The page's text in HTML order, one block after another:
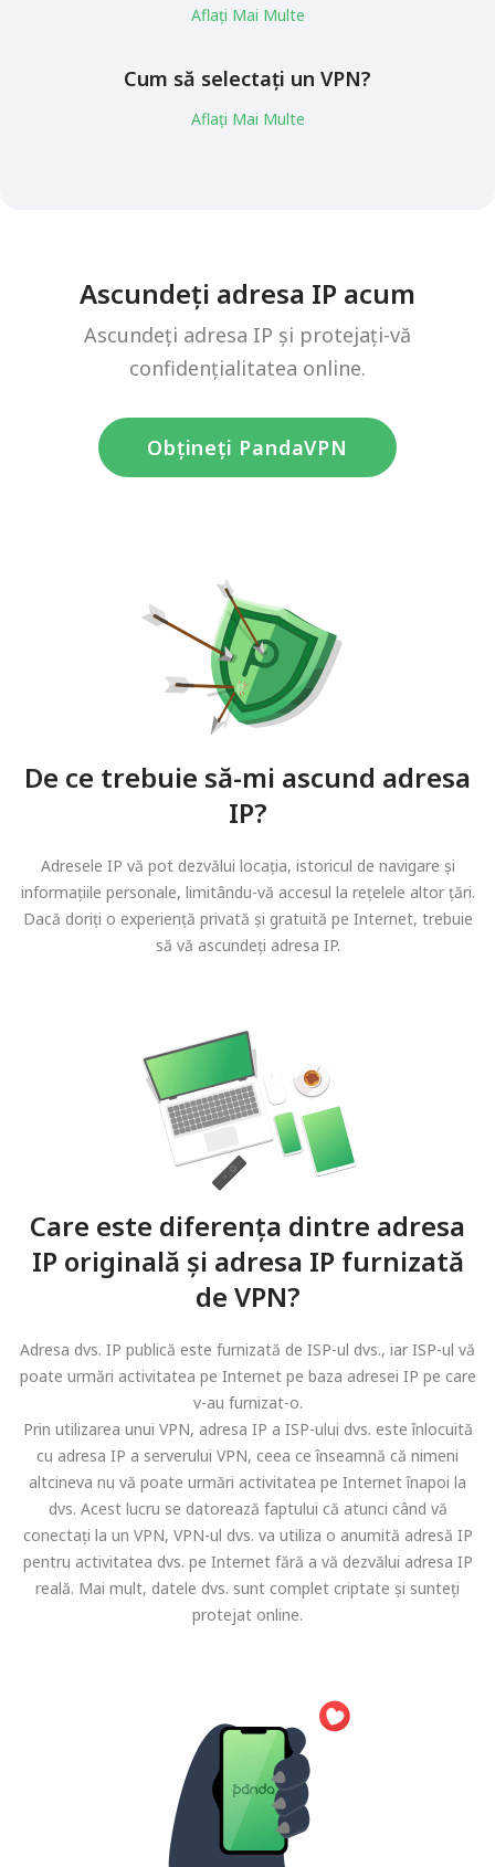
Aflați Mai Multe
Cum să selectați un VPN?
Aflați Mai Multe
Ascundeți adresa IP acum
Ascundeți adresa IP și protejați-vă
confidențialitatea online.
Obțineți PandaVPN
De ce trebuie să-mi ascund adresa
IP?
Adresele IP vă pot dezvălui locația, istoricul de navigare și
informațiile personale, limitându-vă accesul la rețelele altor țări.
Dacă doriți o experiență privată și gratuită pe Internet, trebuie
să vă ascundeți adresa IP.
Care este diferența dintre adresa
IP originală și adresa IP furnizată
de VPN?
Adresa dvs. IP publică este furnizată de ISP-ul dvs., iar ISP-ul vă
poate urmări activitatea pe Internet pe baza adresei IP pe care
v-au furnizat-o.
Prin utilizarea unui VPN, adresa IP a ISP-ului dvs. este înlocuită
cu adresa IP a serverului VPN, ceea ce înseamnă că nimeni
altcineva nu vă poate urmări activitatea pe Internet înapoi la
dvs. Acest lucru se datorează faptului că atunci când vă
conectați la un VPN, VPN-ul dvs. va utiliza o anumită adresă IP
pentru activitatea dvs. pe Internet fără a vă dezvălui adresa IP
reală. Mai mult, datele dvs. sunt complet criptate și sunteți
protejat online.